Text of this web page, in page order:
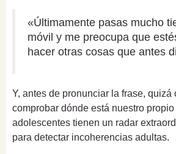
«Últimamente pasas mucho
móvil y me preocupa que
hacer otras cosas que antes
Y, antes de pronunciar la frase, quizá
comprobar dónde está nuestro
adolescentes tienen un radar
para detectar incoherencias adultas.